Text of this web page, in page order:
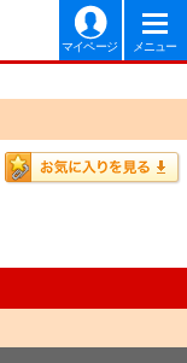
マイページ メニュー